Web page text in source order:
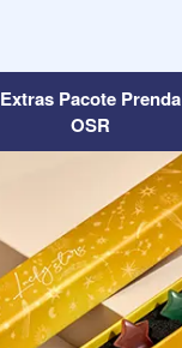
Extras Pacote Prenda
OSR